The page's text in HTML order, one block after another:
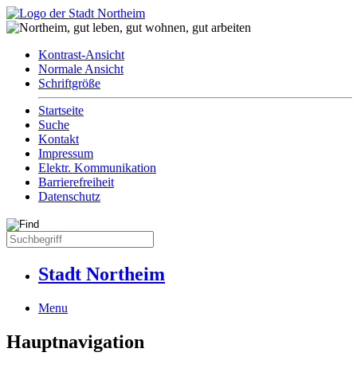
Kontrast-Ansicht
Normale Ansicht
Schriftgröße
Startseite
Suche
Kontakt
Impressum
Elektr. Kommunikation
Barrierefreiheit
Datenschutz
Stadt Northeim
Menu
Hauptnavigation